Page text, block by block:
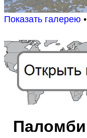
Показать галерею •